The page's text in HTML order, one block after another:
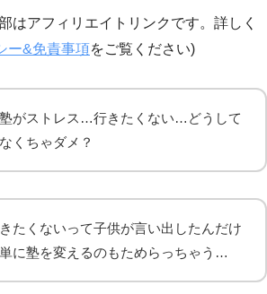
はアフィリエイトリンクです。詳しく
ー&免責事項をご覧ください)
がストレス…行きたくない…どうして
くちゃダメ？
たくないって子供が言い出したんだけ
に塾を変えるのもためらっちゃう…